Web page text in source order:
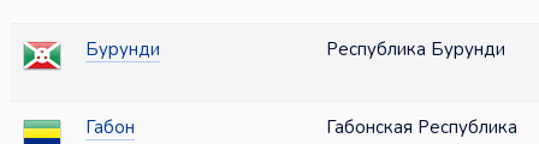
Бурунди Республика Бурунди
Габон Габонская Республика